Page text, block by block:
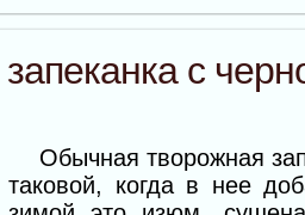
с
Обычная творожная
таковой, когда в нее